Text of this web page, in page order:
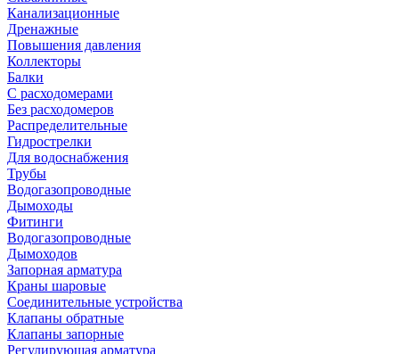
Канализационные
Дренажные
Повышения давления
Коллекторы
Балки
С расходомерами
Без расходомеров
Распределительные
Гидрострелки
Для водоснабжения
Трубы
Водогазопроводные
Дымоходы
Фитинги
Водогазопроводные
Дымоходов
Запорная арматура
Краны шаровые
Соединительные устройства
Клапаны обратные
Клапаны запорные
Регулирующая арматура